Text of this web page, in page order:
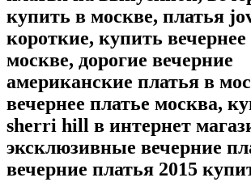
купить в москве, платья
короткие, купить вечернее
москве, дорогие вечерние
американские платья в
вечернее платье москва,
sherri hill в интернет
эксклюзивные вечерние
вечерние платья 2015